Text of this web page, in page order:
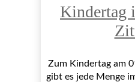
Kindertag
Zum Kindertag am
gibt es jede Menge